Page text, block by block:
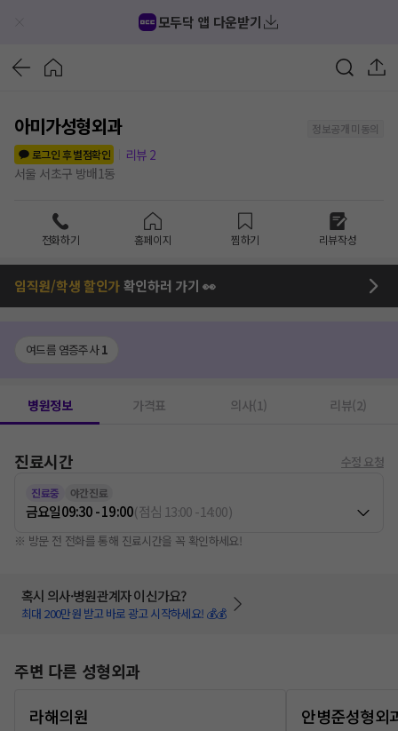
모두닥 앱 다운받기
아미가성형외과
정보공개 미동의
로그인 후 별점확인
리뷰 2
서울 서초구 방배1동
전화하기 홈페이지 찜하기 리뷰작성
임직원/학생 할인가확인하러 가기 👀
여드름 염증주사1
병원정보 가격표 의사(1) 리뷰(2)
진료시간 수정 요청
진료중 야간진료
금요일09:30 - 19:00(점심 13:00-14:00)
※ 방문 전 전화를 통해 진료시간을 꼭 확인하세요!
혹시 의사·병원관계자 이신가요?
최대 200만원 받고 바로 광고 시작하세요! 💰💰
주변 다른 성형외과
라해의원
안병준성형외